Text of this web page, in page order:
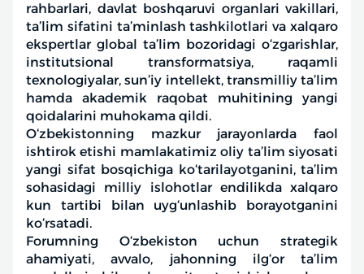
rahbarlari, davlat boshqaruvi organlari vakillari,
ta’lim sifatini ta’minlash tashkilotlari va xalqaro
ekspertlar global ta’lim bozoridagi o‘zgarishlar,
institutsional transformatsiya, raqamli
texnologiyalar, sun’iy intellekt, transmilliy ta’lim
hamda akademik raqobat muhitining yangi
qoidalarini muhokama qildi.
O‘zbekistonning mazkur jarayonlarda faol
ishtirok etishi mamlakatimiz oliy ta’lim siyosati
yangi sifat bosqichiga ko‘tarilayotganini, ta’lim
sohasidagi milliy islohotlar endilikda xalqaro
kun tartibi bilan uyg‘unlashib borayotganini
ko‘rsatadi.
Forumning O‘zbekiston uchun strategik
ahamiyati, avvalo, jahonning ilg‘or ta’lim